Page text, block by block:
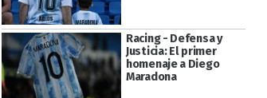
Racing - Defensa y
Justicia: El primer
homenaje a Diego
Maradona